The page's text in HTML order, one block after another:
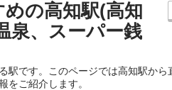
の高知駅(高知
泉、スーパー銭
駅です。このページでは高知駅から
をご紹介します。